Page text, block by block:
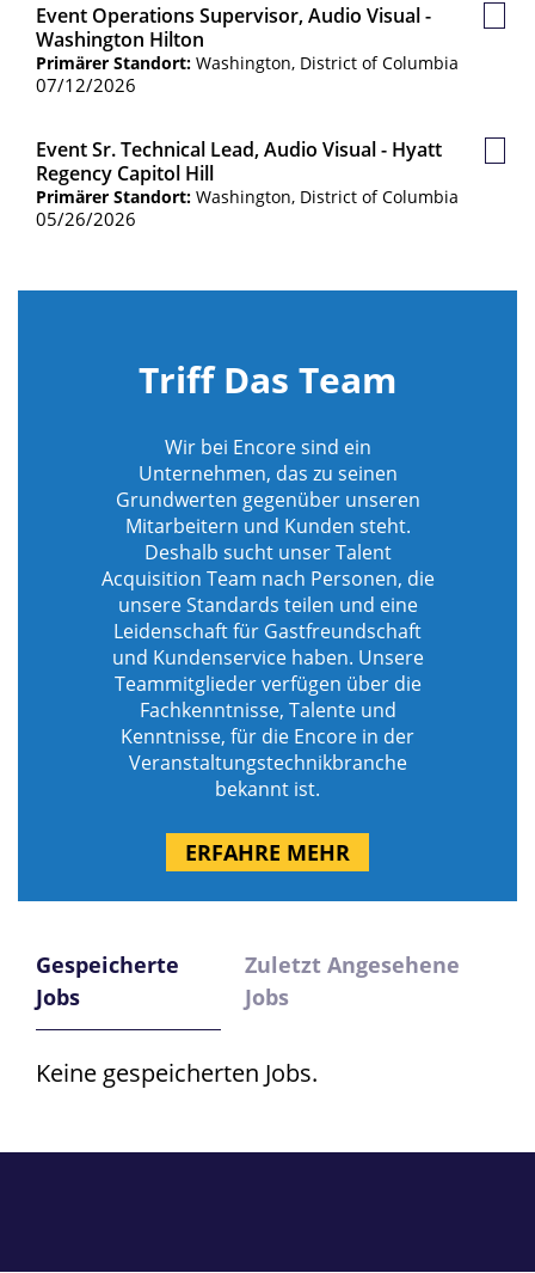
Event Operations Supervisor, Audio Visual -
Washington Hilton
Primärer Standort: Washington, District of Columbia
07/12/2026
Event Sr. Technical Lead, Audio Visual - Hyatt
Regency Capitol Hill
Primärer Standort: Washington, District of Columbia
05/26/2026
Triff Das Team
Wir bei Encore sind ein
Unternehmen, das zu seinen
Grundwerten gegenüber unseren
Mitarbeitern und Kunden steht.
Deshalb sucht unser Talent
Acquisition Team nach Personen, die
unsere Standards teilen und eine
Leidenschaft für Gastfreundschaft
und Kundenservice haben. Unsere
Teammitglieder verfügen über die
Fachkenntnisse, Talente und
Kenntnisse, für die Encore in der
Veranstaltungstechnikbranche
bekannt ist.
ERFAHRE MEHR
Gespeicherte
Jobs
Zuletzt Angesehene
Jobs
Keine gespeicherten Jobs.